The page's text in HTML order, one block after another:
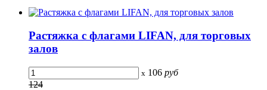
Растяжка с флагами LIFAN, для торговых
залов
x 106 руб
124